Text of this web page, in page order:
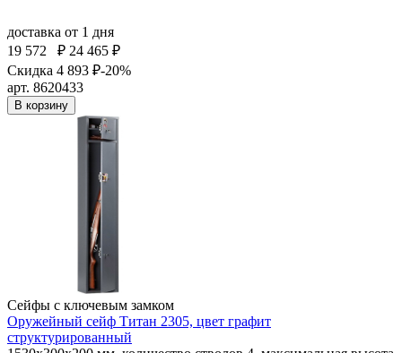
доставка от 1 дня
19 572
₽ 24 465 ₽
Скидка 4 893 ₽-20%
арт. 8620433
В корзину
Сейфы с ключевым замком
Оружейный сейф Титан 2305, цвет графит
структурированный